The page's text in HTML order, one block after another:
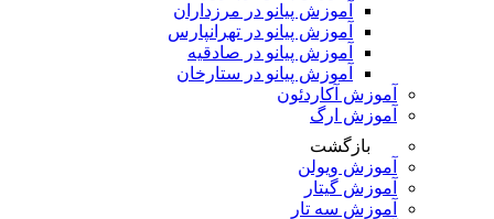
آموزش پیانو در مرزداران
آموزش پیانو در تهرانپارس
آموزش پیانو در صادقیه
آموزش پیانو در ستارخان
آموزش آکاردئون
آموزش ارگ
بازگشت
آموزش ویولن
آموزش گیتار
آموزش سه تار